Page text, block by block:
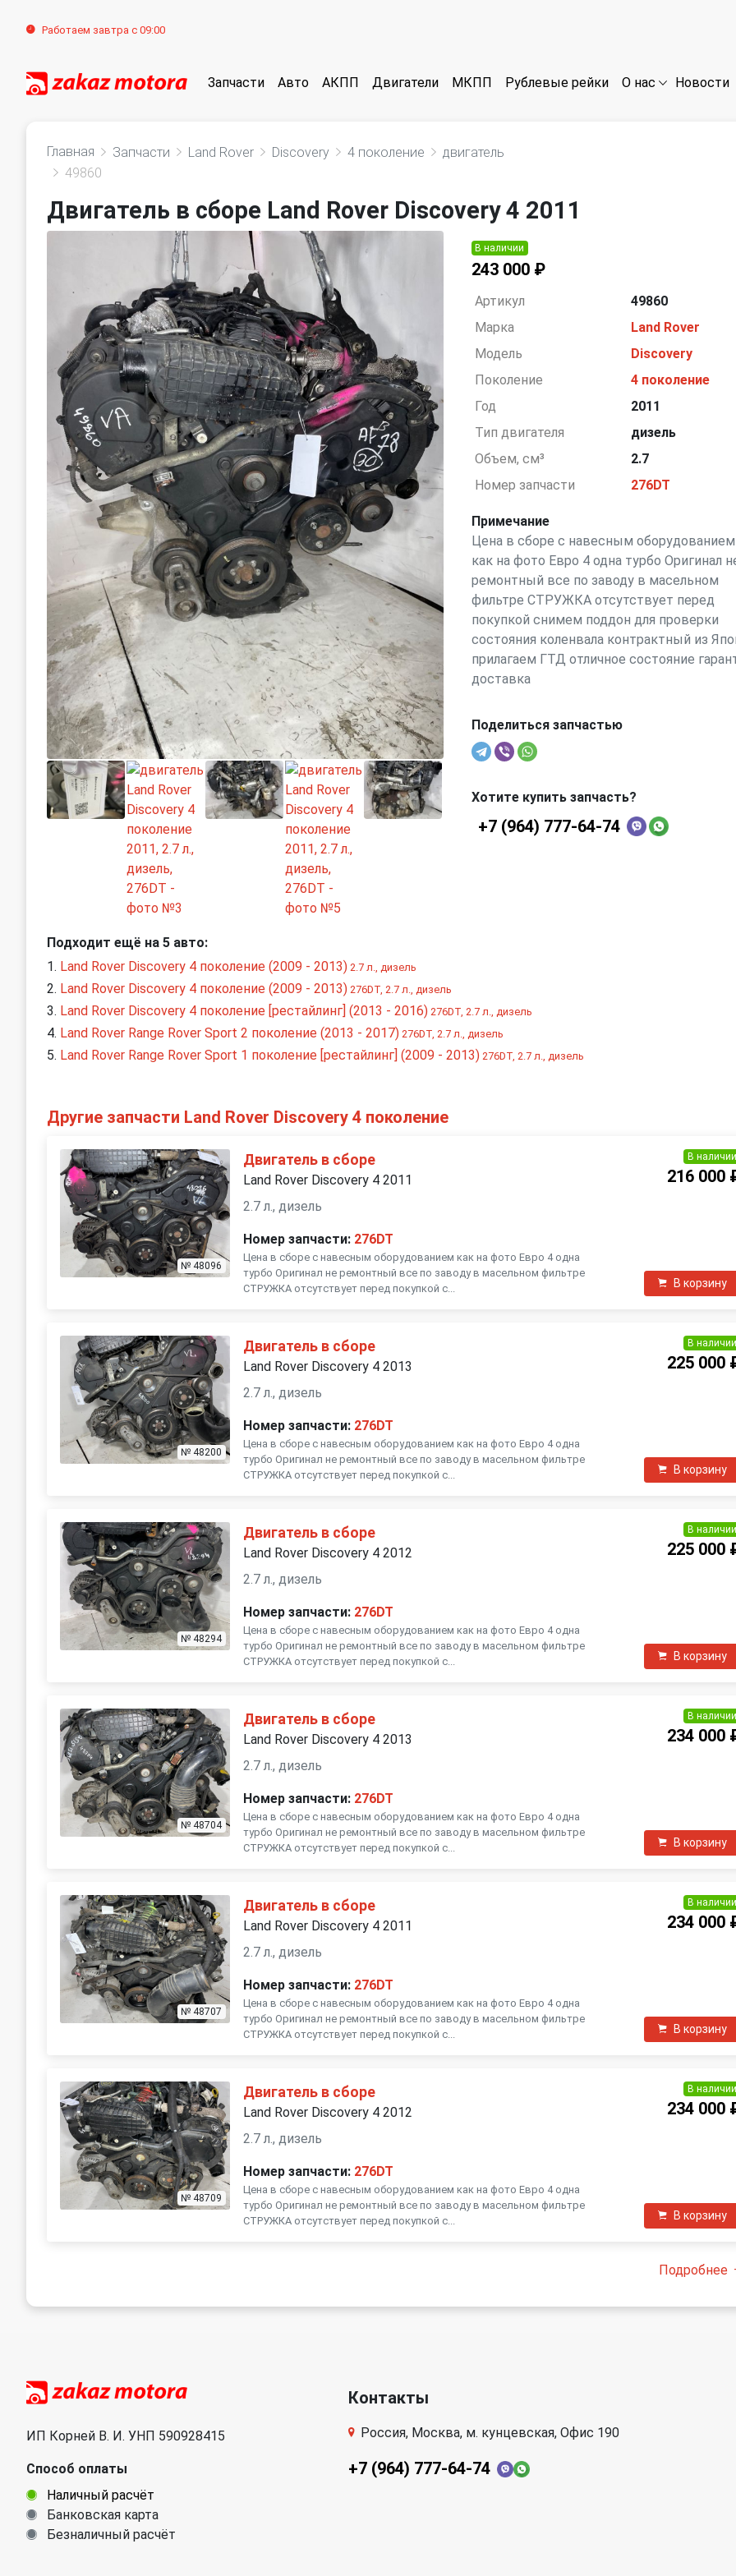
Работаем завтра с 09:00
Запчасти Авто АКПП Двигатели МКПП Рублевые рейки О нас Новости
Главная Запчасти Land Rover Discovery 4 поколение
двигатель
49860
Двигатель в сборе Land Rover Discovery 4 2011
В наличии
243 000 ₽
Артикул
49860
Марка
Land Rover
Модель
Discovery
Поколение
4 поколение
Год
2011
Тип двигателя
дизель
Объем, см³
2.7
Номер запчасти
276DT
Примечание
Цена в сборе с навесным оборудованием
как на фото Евро 4 одна турбо Оригинал
ремонтный все по заводу в масельном
фильтре СТРУЖКА отсутствует перед
покупкой снимем поддон для проверки
состояния коленвала контрактный из
прилагаем ГТД отличное состояние
доставка
Поделиться запчастью
Хотите купить запчасть?
+7 (964) 777-64-74
Подходит ещё на 5 авто:
Land Rover Discovery 4 поколение (2009 - 2013) 2.7 л., дизель
Land Rover Discovery 4 поколение (2009 - 2013) 276DT, 2.7 л., дизель
Land Rover Discovery 4 поколение [рестайлинг] (2013 - 2016) 276DT, 2.7 л., дизель
Land Rover Range Rover Sport 2 поколение (2013 - 2017) 276DT, 2.7 л., дизель
Land Rover Range Rover Sport 1 поколение [рестайлинг] (2009 - 2013) 276DT, 2.7 л., дизель
Другие запчасти Land Rover Discovery 4 поколение
№ 48096
Двигатель в сборе
Land Rover Discovery 4 2011
2.7 л., дизель
Номер запчасти: 276DT
Цена в сборе с навесным оборудованием как на фото Евро 4 одна
турбо Оригинал не ремонтный все по заводу в масельном фильтре
СТРУЖКА отсутствует перед покупкой с...
В наличии
216 000
В корзину
№ 48200
Двигатель в сборе
Land Rover Discovery 4 2013
2.7 л., дизель
Номер запчасти: 276DT
Цена в сборе с навесным оборудованием как на фото Евро 4 одна
турбо Оригинал не ремонтный все по заводу в масельном фильтре
СТРУЖКА отсутствует перед покупкой с...
В наличии
225 000
В корзину
№ 48294
Двигатель в сборе
Land Rover Discovery 4 2012
2.7 л., дизель
Номер запчасти: 276DT
Цена в сборе с навесным оборудованием как на фото Евро 4 одна
турбо Оригинал не ремонтный все по заводу в масельном фильтре
СТРУЖКА отсутствует перед покупкой с...
В наличии
225 000
В корзину
№ 48704
Двигатель в сборе
Land Rover Discovery 4 2013
2.7 л., дизель
Номер запчасти: 276DT
Цена в сборе с навесным оборудованием как на фото Евро 4 одна
турбо Оригинал не ремонтный все по заводу в масельном фильтре
СТРУЖКА отсутствует перед покупкой с...
В наличии
234 000
В корзину
№ 48707
Двигатель в сборе
Land Rover Discovery 4 2011
2.7 л., дизель
Номер запчасти: 276DT
Цена в сборе с навесным оборудованием как на фото Евро 4 одна
турбо Оригинал не ремонтный все по заводу в масельном фильтре
СТРУЖКА отсутствует перед покупкой с...
В наличии
234 000
В корзину
№ 48709
Двигатель в сборе
Land Rover Discovery 4 2012
2.7 л., дизель
Номер запчасти: 276DT
Цена в сборе с навесным оборудованием как на фото Евро 4 одна
турбо Оригинал не ремонтный все по заводу в масельном фильтре
СТРУЖКА отсутствует перед покупкой с...
В наличии
234 000
В корзину
Подробнее
ИП Корней В. И. УНП 590928415
Способ оплаты
Наличный расчёт
Банковская карта
Безналичный расчёт
Контакты
Россия, Москва, м. кунцевская, Офис 190
+7 (964) 777-64-74